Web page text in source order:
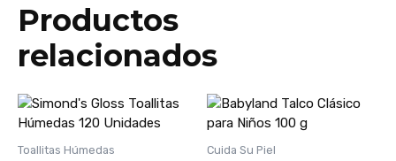
Productos
relacionados
Toallitas Húmedas Cuida Su Piel